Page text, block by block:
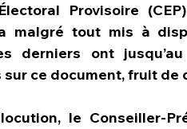
Provisoire
malgré tout mis à
derniers ont
ce document, fruit
le Conseiller-